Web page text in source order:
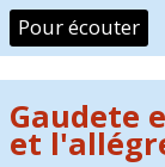
Pour écouter
Gaudete
et